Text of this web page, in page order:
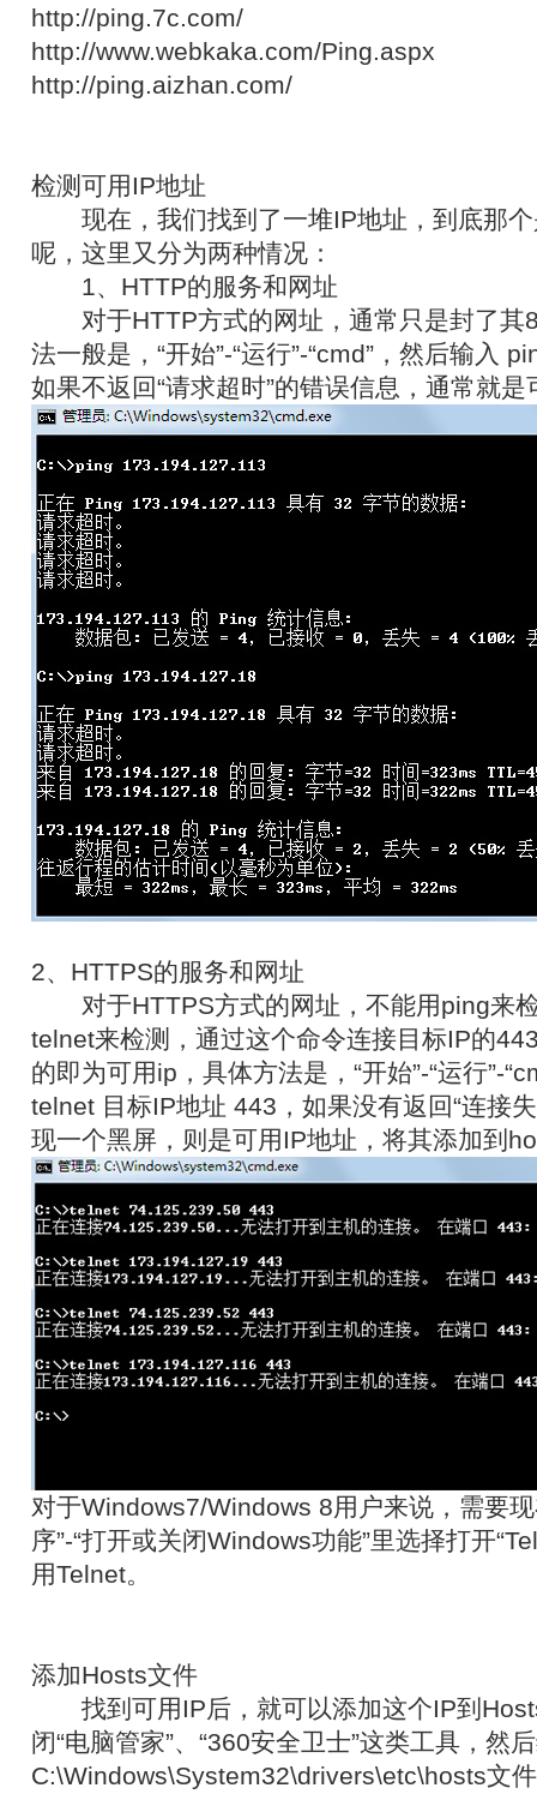
http://ping.7c.com/
http://www.webkaka.com/Ping.aspx
http://ping.aizhan.com/
检测可用IP地址
现在，我们找到了一堆IP地址，到底那个
呢，这里又分为两种情况：
1、HTTP的服务和网址
对于HTTP方式的网址，通常只是封了其
法一般是，“开始”-“运行”-“cmd”，然后输入
如果不返回“请求超时”的错误信息，通常就
2、HTTPS的服务和网址
对于HTTPS方式的网址，不能用ping来
telnet来检测，通过这个命令连接目标IP的
的即为可用ip，具体方法是，“开始”-“运行”-
telnet 目标IP地址 443，如果没有返回“连接
现一个黑屏，则是可用IP地址，将其添加到
对于Windows7/Windows 8用户来说，需要现
序”-“打开或关闭Windows功能”里选择打开
用Telnet。
添加Hosts文件
找到可用IP后，就可以添加这个IP到
闭“电脑管家”、“360安全卫士”这类工具，然
C:\Windows\System32\drivers\etc\hosts文